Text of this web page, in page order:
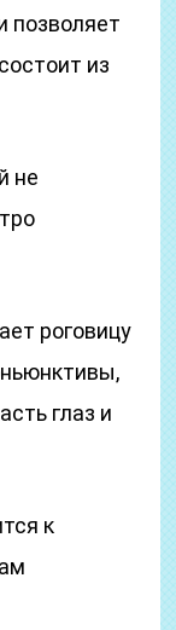
позволяет
из
не
роговицу
глаз и
к